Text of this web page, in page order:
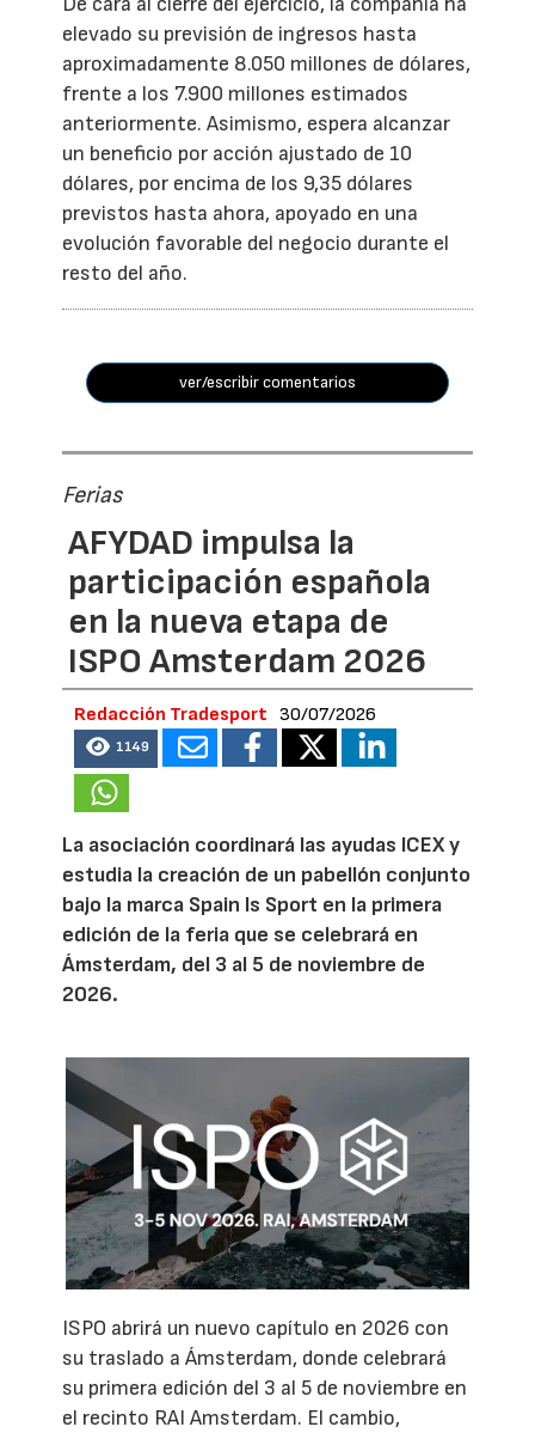
elevado su previsión de ingresos hasta
aproximadamente 8.050 millones de dólares,
frente a los 7.900 millones estimados
anteriormente. Asimismo, espera alcanzar
un beneficio por acción ajustado de 10
dólares, por encima de los 9,35 dólares
previstos hasta ahora, apoyado en una
evolución favorable del negocio durante el
resto del año.
ver/escribir comentarios
Ferias
AFYDAD impulsa la
participación española
en la nueva etapa de
ISPO Amsterdam 2026
Redacción Tradesport 30/07/2026
1149
La asociación coordinará las ayudas ICEX y
estudia la creación de un pabellón conjunto
bajo la marca Spain Is Sport en la primera
edición de la feria que se celebrará en
Ámsterdam, del 3 al 5 de noviembre de
2026.
ISPO abrirá un nuevo capítulo en 2026 con
su traslado a Ámsterdam, donde celebrará
su primera edición del 3 al 5 de noviembre en
el recinto RAI Amsterdam. El cambio,